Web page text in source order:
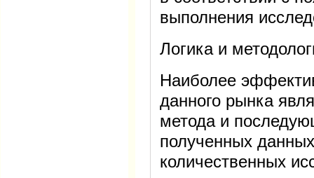
выполнения
Логика и
Наиболее
данного рынка
метода и
полученных
количественных